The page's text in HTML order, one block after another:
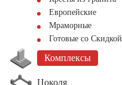
Европейские
Мраморные
Готовые со Скидкой
Комплексы
Цоколя